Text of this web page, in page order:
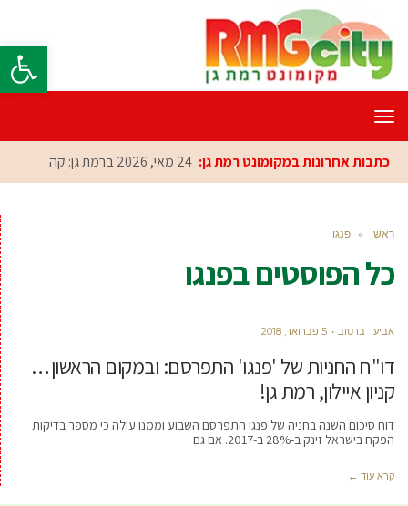
פתח
תפריט
כתבות אחרונות במקומונט רמת גן: 24 מאי, 2026 ברמת גן: קהילת ה
ראשי » פנגו
כל הפוסטים בפנגו
אביעד ברטוב 5 פברואר, 2018
דו"ח החניות של 'פנגו' התפרסם: ובמקום הראשון…
קניון איילון, רמת גן!
דוח סיכום השנה בחניה של פנגו התפרסם השבוע וממנו עולה כי מספר בדיקות
הפקח בישראל זינק ב-28% ב-2017. אם גם
קרא עוד ←